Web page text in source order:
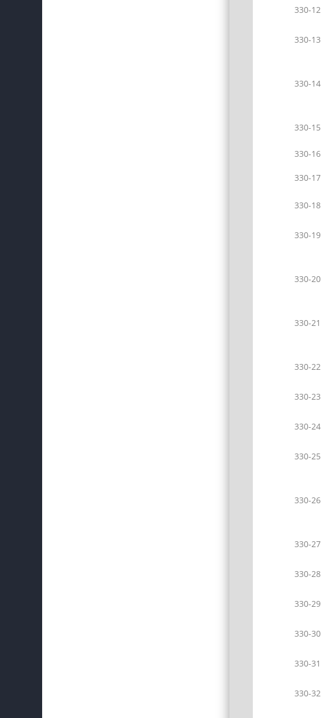
330-12
330-13
330-14
330-15
330-16
330-17
330-18
330-19
330-20
330-21
330-22
330-23
330-24
330-25
330-26
330-27
330-28
330-29
330-30
330-31
330-32